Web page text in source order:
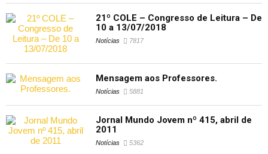
21º COLE – Congresso de Leitura – De
10 a 13/07/2018
Notícias 7817
Mensagem aos Professores.
Notícias 5881
Jornal Mundo Jovem nº 415, abril de
2011
Notícias 5362